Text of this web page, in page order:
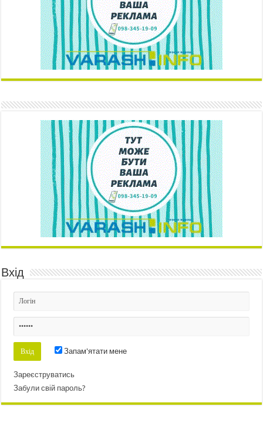
Вхід
Запам'ятати мене
Зареєструватись
Забули свій пароль?